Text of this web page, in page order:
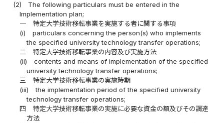
(2)
The following particulars must be entered in the
Implementation plan;
一
特定大学技術移転事業を実施する者に関する事項
(i)
particulars concerning the person(s) who implements
the specified university technology transfer operations;
二
特定大学技術移転事業の内容及び実施方法
(ii)
contents and means of implementation of the specified
university technology transfer operations;
三
特定大学技術移転事業の実施時期
(iii)
the implementation period of the specified university
technology transfer operations;
四
特定大学技術移転事業の実施に必要な資金の額及びその調達
方法